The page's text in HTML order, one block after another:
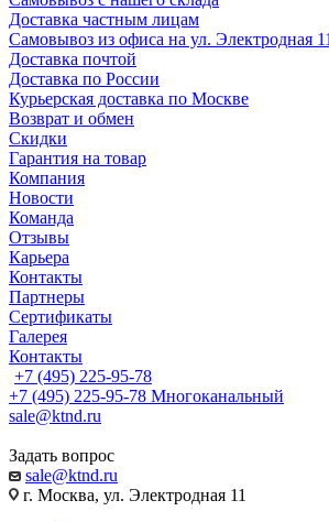
Доставка частным лицам
Самовывоз из офиса на ул. Электродная 11
Доставка почтой
Доставка по России
Курьерская доставка по Москве
Возврат и обмен
Скидки
Гарантия на товар
Компания
Новости
Команда
Отзывы
Карьера
Контакты
Партнеры
Сертификаты
Галерея
Контакты
+7 (495) 225-95-78
+7 (495) 225-95-78 Многоканальный
sale@ktnd.ru
Задать вопрос
sale@ktnd.ru
г. Москва, ул. Электродная 11